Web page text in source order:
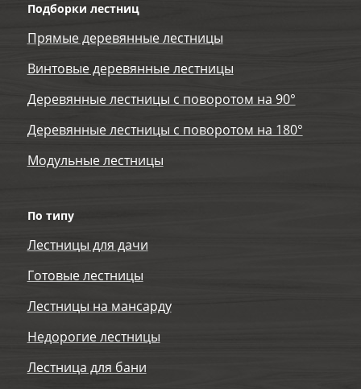
Подборки лестниц
Прямые деревянные лестницы
Винтовые деревянные лестницы
Деревянные лестницы с поворотом на 90°
Деревянные лестницы с поворотом на 180°
Модульные лестницы
По типу
Лестницы для дачи
Готовые лестницы
Лестницы на мансарду
Недорогие лестницы
Лестница для бани